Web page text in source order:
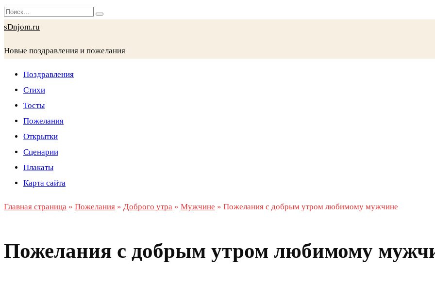
Перейти
к
Search
for:
sDnjom.ru
Новые поздравления и пожелания
Поздравления
Стихи
Тосты
Пожелания
Открытки
Сценарии
Плакаты
Карта сайта
Главная страница » Пожелания » Доброго утра » Мужчине » Пожелания с добрым утром любимому мужчине
Пожелания с добрым утром любимому